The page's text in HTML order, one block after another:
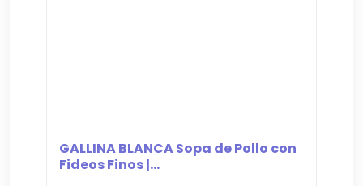
GALLINA BLANCA Sopa de Pollo con
Fideos Finos |...